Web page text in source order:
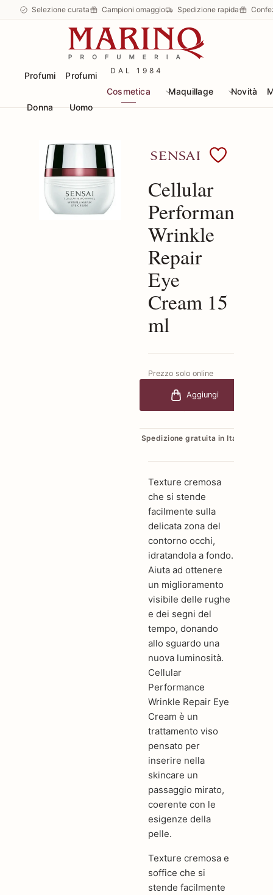
Selezione curata Campioni omaggio Spedizione rapida
DAL 1984
Profumi
Donna
Profumi
Uomo
Cosmetica Maquillage Novità
Scopri i prodotti
Cellular
Performance
Wrinkle
Repair
Eye
Cream 15
ml
Prezzo solo online
€152,00
Aggiungi
Spedizione gratuita in Italia
Texture cremosa
che si stende
facilmente sulla
delicata zona del
contorno occhi,
idratandola a fondo.
Aiuta ad ottenere
un miglioramento
visibile delle rughe
e dei segni del
tempo, donando
allo sguardo una
nuova luminosità.
Cellular
Performance
Wrinkle Repair Eye
Cream è un
trattamento viso
pensato per
inserire nella
skincare un
passaggio mirato,
coerente con le
esigenze della
pelle.
Texture cremosa e
soffice che si
stende facilmente